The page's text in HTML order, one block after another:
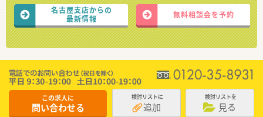
名古屋支店からの
最新情報
無料相談会を予約
この求人に
問い合わせる
検討リストに
追加
検討リストを
見る